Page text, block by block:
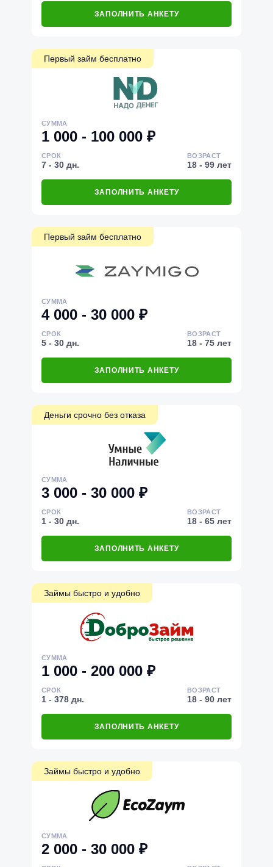
ЗАПОЛНИТЬ АНКЕТУ
Первый займ бесплатно
СУММА
1 000 - 100 000 ₽
СРОК
7 - 30 дн.
ВОЗРАСТ
18 - 99 лет
ЗАПОЛНИТЬ АНКЕТУ
Первый займ бесплатно
СУММА
4 000 - 30 000 ₽
СРОК
5 - 30 дн.
ВОЗРАСТ
18 - 75 лет
ЗАПОЛНИТЬ АНКЕТУ
Деньги срочно без отказа
СУММА
3 000 - 30 000 ₽
СРОК
1 - 30 дн.
ВОЗРАСТ
18 - 65 лет
ЗАПОЛНИТЬ АНКЕТУ
Займы быстро и удобно
СУММА
1 000 - 200 000 ₽
СРОК
1 - 378 дн.
ВОЗРАСТ
18 - 90 лет
ЗАПОЛНИТЬ АНКЕТУ
Займы быстро и удобно
СУММА
2 000 - 30 000 ₽